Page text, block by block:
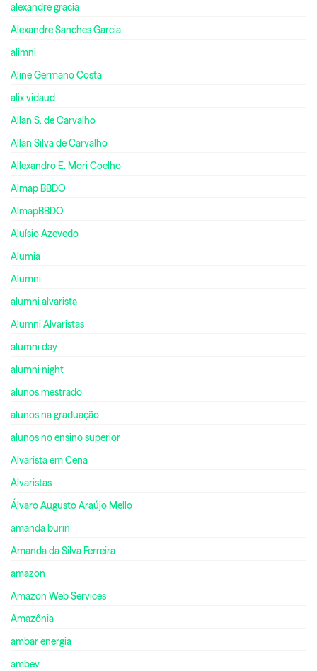
alexandre gracia
Alexandre Sanches Garcia
alimni
Aline Germano Costa
alix vidaud
Allan S. de Carvalho
Allan Silva de Carvalho
Allexandro E. Mori Coelho
Almap BBDO
AlmapBBDO
Aluísio Azevedo
Alumia
Alumni
alumni alvarista
Alumni Alvaristas
alumni day
alumni night
alunos mestrado
alunos na graduação
alunos no ensino superior
Alvarista em Cena
Alvaristas
Álvaro Augusto Araújo Mello
amanda burin
Amanda da Silva Ferreira
amazon
Amazon Web Services
Amazônia
ambar energia
ambev